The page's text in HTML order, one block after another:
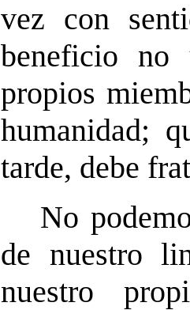
vez con
beneficio no
propios
humanidad;
tarde, debe
No
de nuestro
nuestro